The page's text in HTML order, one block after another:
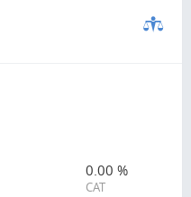
0.00 %
CAT